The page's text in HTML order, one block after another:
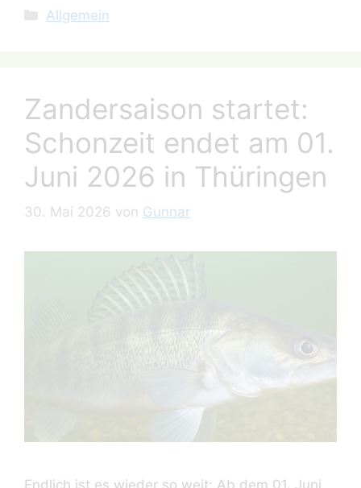
Kategorien
Allgemein
Zandersaison startet:
Schonzeit endet am 01.
Juni 2026 in Thüringen
30. Mai 2026 von Gunnar
Endlich ist es wieder so weit: Ab dem 01. Juni